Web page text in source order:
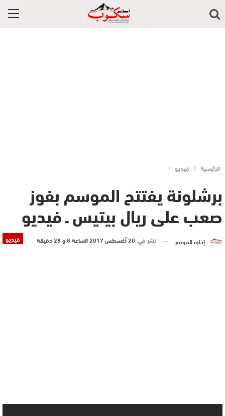
الرئيسية فيديو
برشلونة يفتتح الموسم بفوز
صعب على ريال بيتيس ـ فيديو
فيديو إدارة الموقع نشر في 20 أغسطس 2017 الساعة 8 و 28 دقيقة